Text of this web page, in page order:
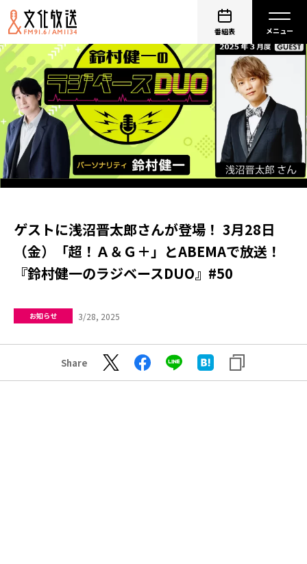
番組表
ゲストに浅沼晋太郎さんが登場！ 3月28日
（金）「超！Ａ＆Ｇ＋」とABEMAで放送！
『鈴村健一のラジベースDUO』#50
お知らせ 3/28, 2025
Share